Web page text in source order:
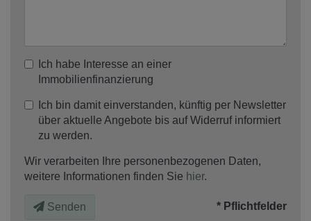
Ich habe Interesse an einer
Immobilienfinanzierung
Ich bin damit einverstanden, künftig per Newsletter
über aktuelle Angebote bis auf Widerruf informiert
zu werden.
Wir verarbeiten Ihre personenbezogenen Daten,
weitere Informationen finden Sie hier.
Senden * Pflichtfelder